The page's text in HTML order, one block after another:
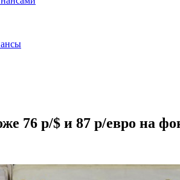
76 р/$ и 87 р/евро на